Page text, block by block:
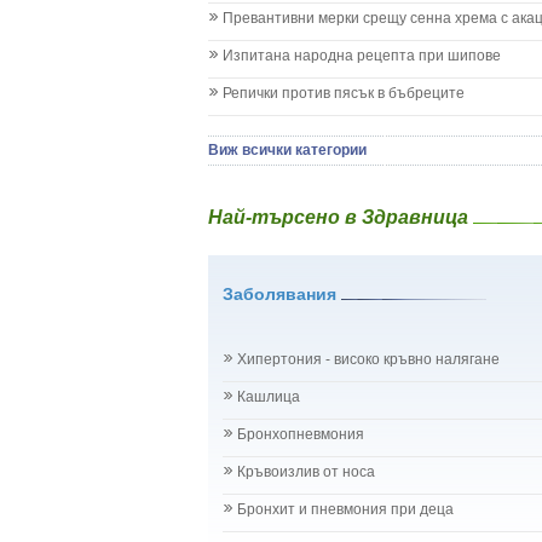
Колики
Менингит
Млечница
Нощно напикаване - енуреза
Плач
Проблеми с очите на бебето и детето
Рубеола
Температура - висока
Хрема при бебето и детето
Бъбреци
Бъбречна поликистоза
Превантивни мерки срещу сенна хрема с
Изпитана народна рецепта при шипове
Репички против пясък в бъбреците
Виж всички категории
Най-търсено в Здравница
Заболявания
Хипертония - високо кръвно налягане
Кашлица
Бронхопневмония
Кръвоизлив от носа
Бронхит и пневмония при деца